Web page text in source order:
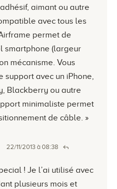
aimant ou autre
avec tous les
permet de
smartphone (largeur
mécanisme. Vous
avec un iPhone,
Blackberry ou autre
minimaliste permet
de câble. »
22/11/2013 à 08:38
! Je l’ai utilisé avec
plusieurs mois et